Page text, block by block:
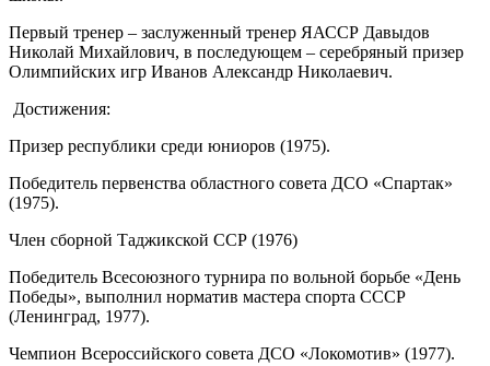
Первый тренер – заслуженный тренер ЯАССР Давыдов
Николай Михайлович, в последующем – серебряный призер
Олимпийских игр Иванов Александр Николаевич.
Достижения:
Призер республики среди юниоров (1975).
Победитель первенства областного совета ДСО «Спартак»
(1975).
Член сборной Таджикской ССР (1976)
Победитель Всесоюзного турнира по вольной борьбе «День
Победы», выполнил норматив мастера спорта СССР
(Ленинград, 1977).
Чемпион Всероссийского совета ДСО «Локомотив» (1977).